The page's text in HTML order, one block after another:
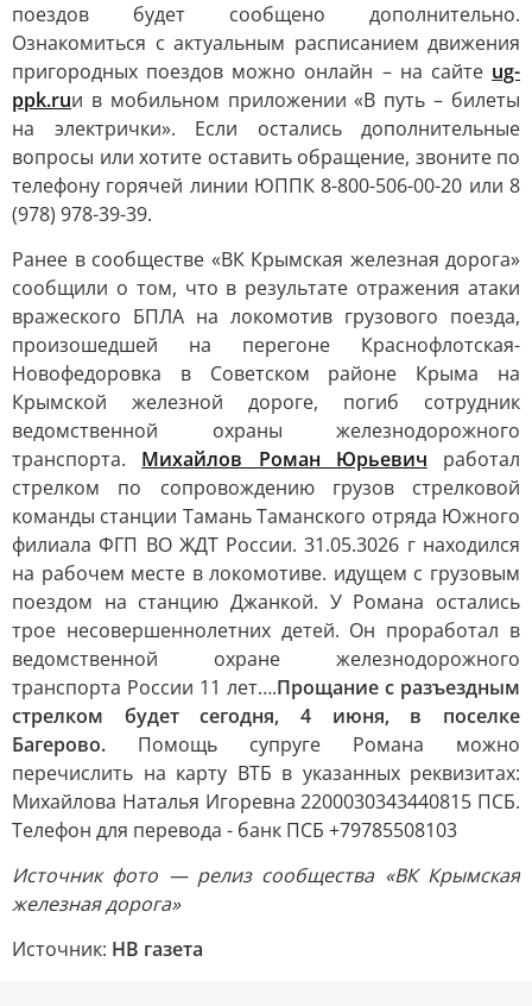
поездов будет сообщено дополнительно.
Ознакомиться с актуальным расписанием движения
пригородных поездов можно онлайн – на сайте ug-
ppk.ruи в мобильном приложении «В путь – билеты
на электрички». Если остались дополнительные
вопросы или хотите оставить обращение, звоните по
телефону горячей линии ЮППК 8-800-506-00-20 или 8
(978) 978-39-39.
Ранее в сообществе «ВК Крымская железная дорога»
сообщили о том, что в результате отражения атаки
вражеского БПЛА на локомотив грузового поезда,
произошедшей на перегоне Краснофлотская-
Новофедоровка в Советском районе Крыма на
Крымской железной дороге, погиб сотрудник
ведомственной охраны железнодорожного
транспорта. Михайлов Роман Юрьевич работал
стрелком по сопровождению грузов стрелковой
команды станции Тамань Таманского отряда Южного
филиала ФГП ВО ЖДТ России. 31.05.3026 г находился
на рабочем месте в локомотиве. идущем с грузовым
поездом на станцию Джанкой. У Романа остались
трое несовершеннолетних детей. Он проработал в
ведомственной охране железнодорожного
транспорта России 11 лет….Прощание с разъездным
стрелком будет сегодня, 4 июня, в поселке
Багерово. Помощь супруге Романа можно
перечислить на карту ВТБ в указанных реквизитах:
Михайлова Наталья Игоревна 2200030343440815 ПСБ.
Телефон для перевода - банк ПСБ +79785508103
Источник фото — релиз сообщества «ВК Крымская
железная дорога»
Источник: НВ газета